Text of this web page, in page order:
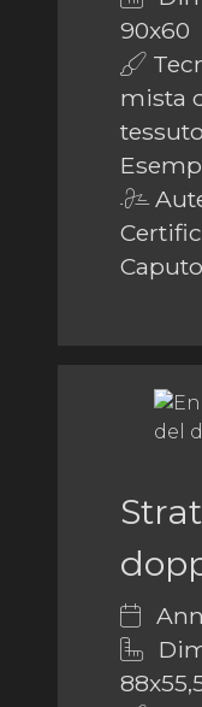
90x60
mista